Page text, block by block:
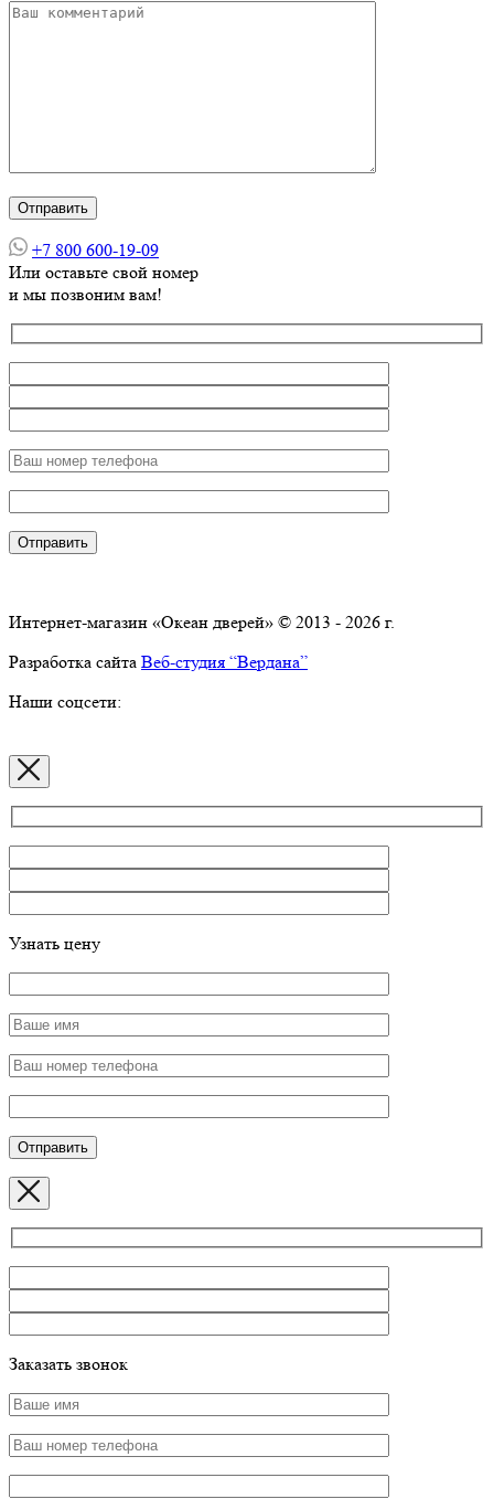
+7 800 600-19-09
Или оставьте свой номер
и мы позвоним вам!
Интернет-магазин «Океан дверей» © 2013 - 2026 г.
Разработка сайта Веб-студия “Вердана”
Наши соцсети:
Узнать цену
Заказать звонок